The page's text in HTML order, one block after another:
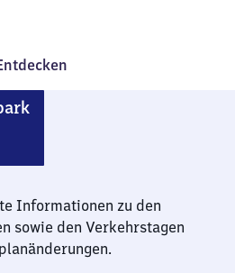
Informationen zu den
sowie den Verkehrstagen